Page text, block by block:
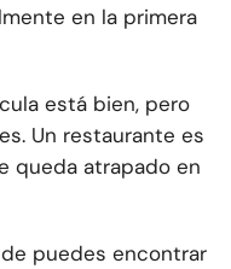
en la primera
está bien, pero
Un restaurante es
queda atrapado en
puedes encontrar